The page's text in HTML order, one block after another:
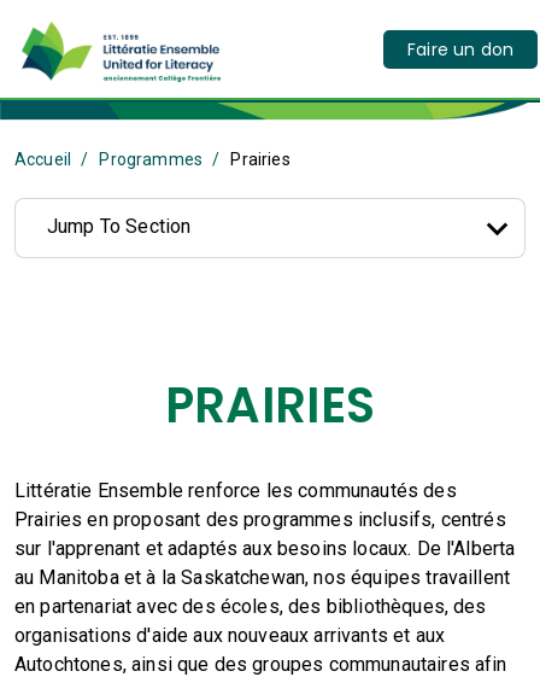
Faire un don
Accueil Programmes Prairies
Jump To Section
PRAIRIES
Littératie Ensemble renforce les communautés des
Prairies en proposant des programmes inclusifs, centrés
sur l'apprenant et adaptés aux besoins locaux. De l'Alberta
au Manitoba et à la Saskatchewan, nos équipes travaillent
en partenariat avec des écoles, des bibliothèques, des
organisations d'aide aux nouveaux arrivants et aux
Autochtones, ainsi que des groupes communautaires afin